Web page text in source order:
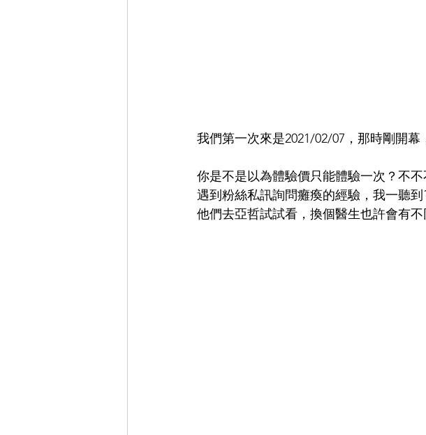
我們第一次來是2021/02/07，那時剛開
你是不是以為體驗價只能體驗一次？不
遇到粉絲私訊詢問癱瘓的經驗，我一聽
他們去亞哲試試看，換個醫生也許會有